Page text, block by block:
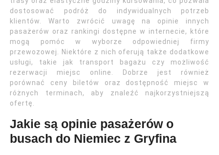
dostosować podróż do indywidualnych potrzeb
klientów. Warto zwrócić uwagę na opinie innych
pasażerów oraz rankingi dostępne w internecie, które
mogą pomóc w wyborze odpowiedniej firmy
przewozowej. Niektóre z nich oferują także dodatkowe
usługi, takie jak transport bagażu czy możliwość
rezerwacji miejsc online. Dobrze jest również
porównać ceny biletów oraz dostępność miejsc w
różnych terminach, aby znaleźć najkorzystniejszą
ofertę.
Jakie są opinie pasażerów o
busach do Niemiec z Gryfina